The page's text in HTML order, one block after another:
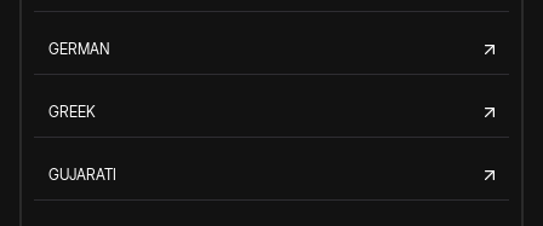
GERMAN
GREEK
GUJARATI